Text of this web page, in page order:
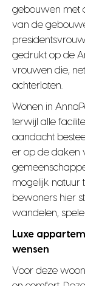
gebouwen met
van de
gedrukt op de
vrouwen die,
achterlaten.
Wonen in
terwijl alle
aandacht
er op de daken
mogelijk natuur
bewoners hier
wandelen,
Luxe
wensen
Voor deze